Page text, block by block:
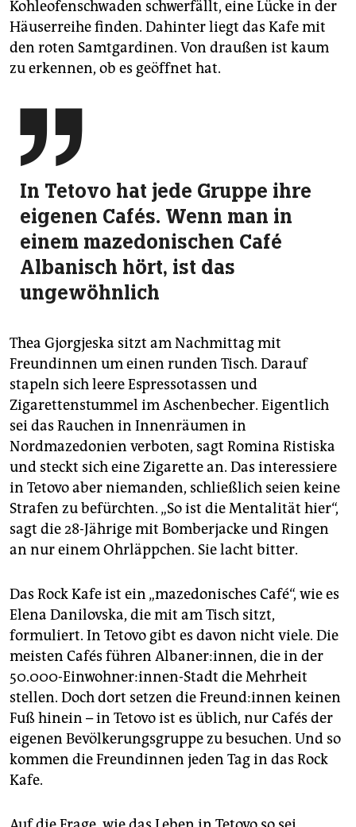
Kohleofenschwaden schwerfällt, eine Lücke in der
Häuserreihe finden. Dahinter liegt das Kafe mit
den roten Samtgardinen. Von draußen ist kaum
zu erkennen, ob es geöffnet hat.

In Tetovo hat jede Gruppe ihre
eigenen Cafés. Wenn man in
einem maze­do­nischen Café
Albanisch hört, ist das
ungewöhnlich
Thea Gjorgjeska sitzt am Nachmittag mit
Freundinnen um einen runden Tisch. Darauf
stapeln sich leere Espressotassen und
Zigarettenstummel im Aschenbecher. Eigentlich
sei das Rauchen in Innenräumen in
Nordmazedonien verboten, sagt Romina Ristiska
und steckt sich eine Zigarette an. Das interessiere
in Tetovo aber niemanden, schließlich seien keine
Strafen zu befürchten. „So ist die Mentalität hier“,
sagt die 28-Jährige mit Bomberjacke und Ringen
an nur einem Ohrläppchen. Sie lacht bitter.
Das Rock Kafe ist ein „mazedonisches Café“, wie es
Elena Danilovska, die mit am Tisch sitzt,
formuliert. In Tetovo gibt es davon nicht viele. Die
meisten Cafés führen Albaner:innen, die in der
50.000-Einwohner:innen-Stadt die Mehrheit
stellen. Doch dort setzen die Freun­d:in­nen keinen
Fuß hinein – in Tetovo ist es üblich, nur Cafés der
eigenen Bevölkerungsgruppe zu besuchen. Und so
kommen die Freundinnen jeden Tag in das Rock
Kafe.